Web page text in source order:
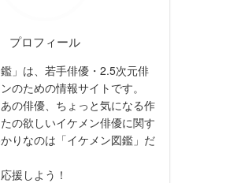
プロフィール
鑑」は、若手俳優・2.5次元俳
のための情報サイトです。
の俳優、ちょっと気になる作
の欲しいイケメン俳優に関す
りなのは「イケメン図鑑」だ
援しよう！